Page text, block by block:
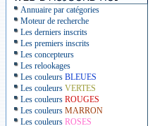
Annuaire par catégories
Moteur de recherche
Les derniers inscrits
Les premiers inscrits
Les concepteurs
Les relookages
Les couleurs BLEUES
Les couleurs VERTES
Les couleurs ROUGES
Les couleurs MARRON
Les couleurs ROSES